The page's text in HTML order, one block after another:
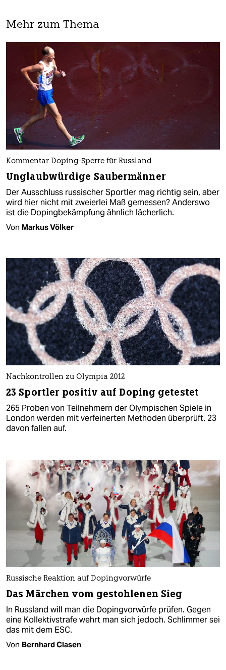
Mehr zum Thema
Kommentar Doping-Sperre für Russland
Unglaubwürdige Saubermänner
Der Ausschluss russischer Sportler mag richtig sein, aber
wird hier nicht mit zweierlei Maß gemessen? Anderswo
ist die Dopingbekämpfung ähnlich lächerlich.
Von Markus Völker
Nachkontrollen zu Olympia 2012
23 Sportler positiv auf Doping getestet
265 Proben von Teilnehmern der Olympischen Spiele in
London werden mit verfeinerten Methoden überprüft. 23
davon fallen auf.
Russische Reaktion auf Dopingvorwürfe
Das Märchen vom gestohlenen Sieg
In Russland will man die Dopingvorwürfe prüfen. Gegen
eine Kollektivstrafe wehrt man sich jedoch. Schlimmer sei
das mit dem ESC.
Von Bernhard Clasen